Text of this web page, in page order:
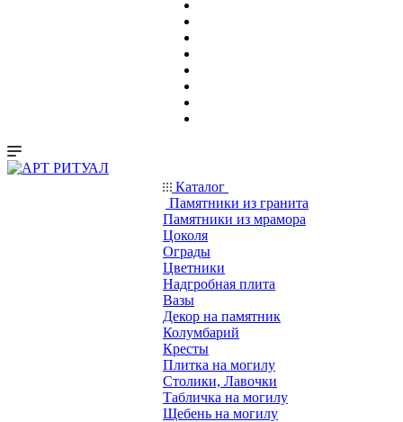
Каталог
Памятники из гранита
Памятники из мрамора
Цоколя
Ограды
Цветники
Надгробная плита
Вазы
Декор на памятник
Колумбарий
Кресты
Плитка на могилу
Столики, Лавочки
Табличка на могилу
Щебень на могилу